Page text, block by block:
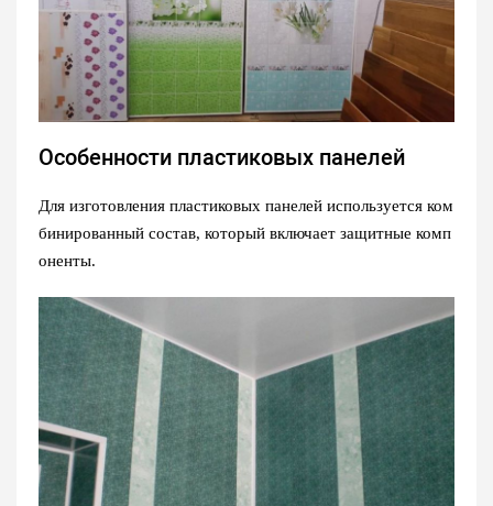
Особенности пластиковых панелей
Для изготовления пластиковых панелей используется ком
бинированный состав, который включает защитные комп
оненты.